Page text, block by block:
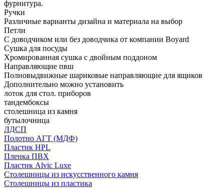
фурнитура.
Ручки
Различные варианты дизайна и материала на выбор
Петли
С доводчиком или без доводчика от компании Boyard
Сушка для посуды
Хромированная сушка с двойным поддоном
Направляющие пвш
Полновыдвижные шариковые направляющие для ящиков
Дополнительно можно установить
лоток для стол. приборов
тандембоксы
столешница из камня
бутылочница
ЛДСП
Полотно АГТ (МДФ)
Пластик HPL
Пленка ПВХ
Пластик Alvic Luxe
Столешницы из искусственного камня
Столешницы из пластика